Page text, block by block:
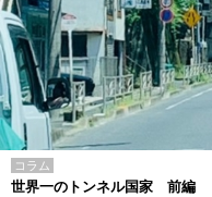
コラム
世界一のトンネル国家 前編